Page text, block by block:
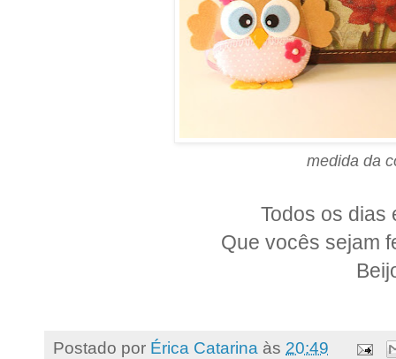
medida da
Todos os dias
Que vocês sejam
Postado por Érica Catarina às 20:49